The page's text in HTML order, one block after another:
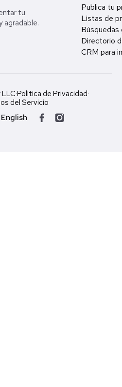
tu
agradable.
Publica tu
Listas de
Búsquedas
Directorio
CRM para
LLC·Política de Privacidad·
del Servicio